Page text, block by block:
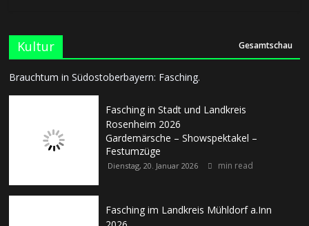
Kultur Gesamtschau
Brauchtum in Südostoberbayern: Fasching.
Fasching in Stadt und Landkreis
Rosenheim 2026
Gardemärsche – Showspektakel –
Festumzüge
Dienstag, 20. Januar 2026 min read
Fasching im Landkreis Mühldorf a.Inn